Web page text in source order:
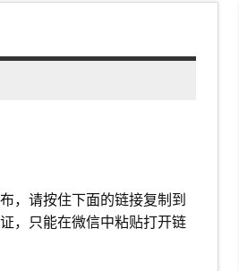
，请按住下面的链接复制到
，只能在微信中粘贴打开链